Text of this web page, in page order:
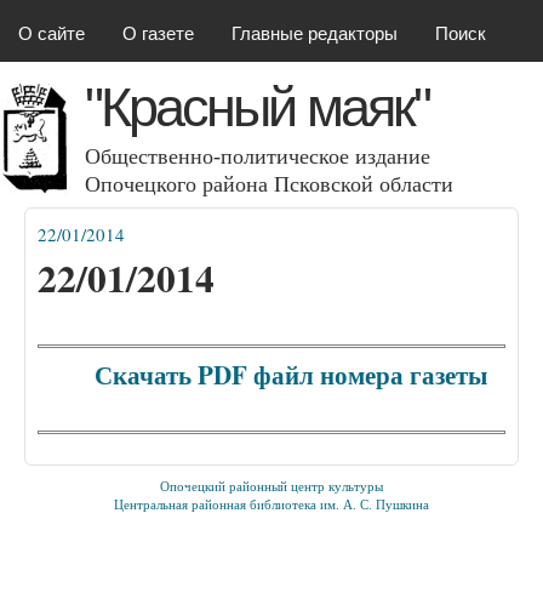
О сайте О газете Главные редакторы Поиск
"Красный маяк"
Общественно-политическое издание
Опочецкого района Псковcкой области
Вы здесь
22/01/2014
22/01/2014
Скачать PDF файл номера газеты
Опочецкий районный центр культуры
Центральная районная библиотека им. А. С. Пушкина